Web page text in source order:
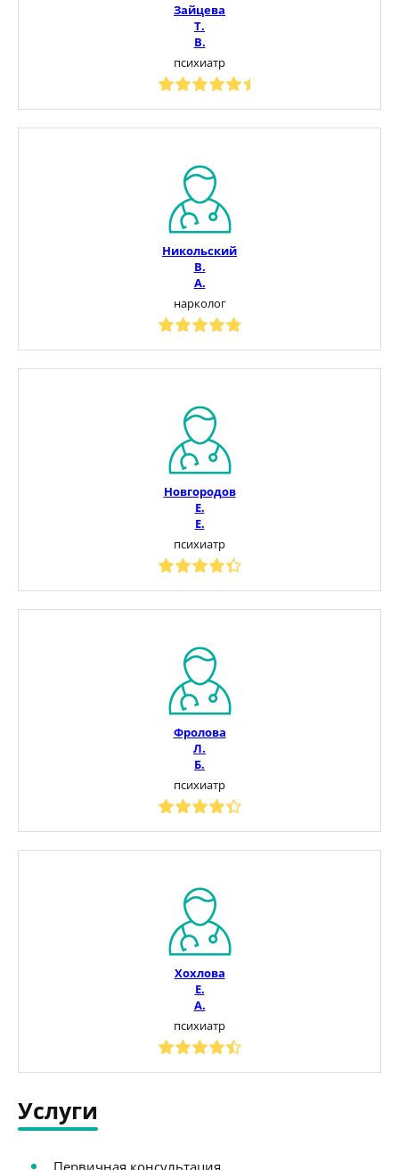
Зайцева
Т.
В.
психиатр
Никольский
В.
А.
нарколог
Новгородов
Е.
Е.
психиатр
Фролова
Л.
Б.
психиатр
Хохлова
Е.
А.
психиатр
Услуги
Первичная консультация